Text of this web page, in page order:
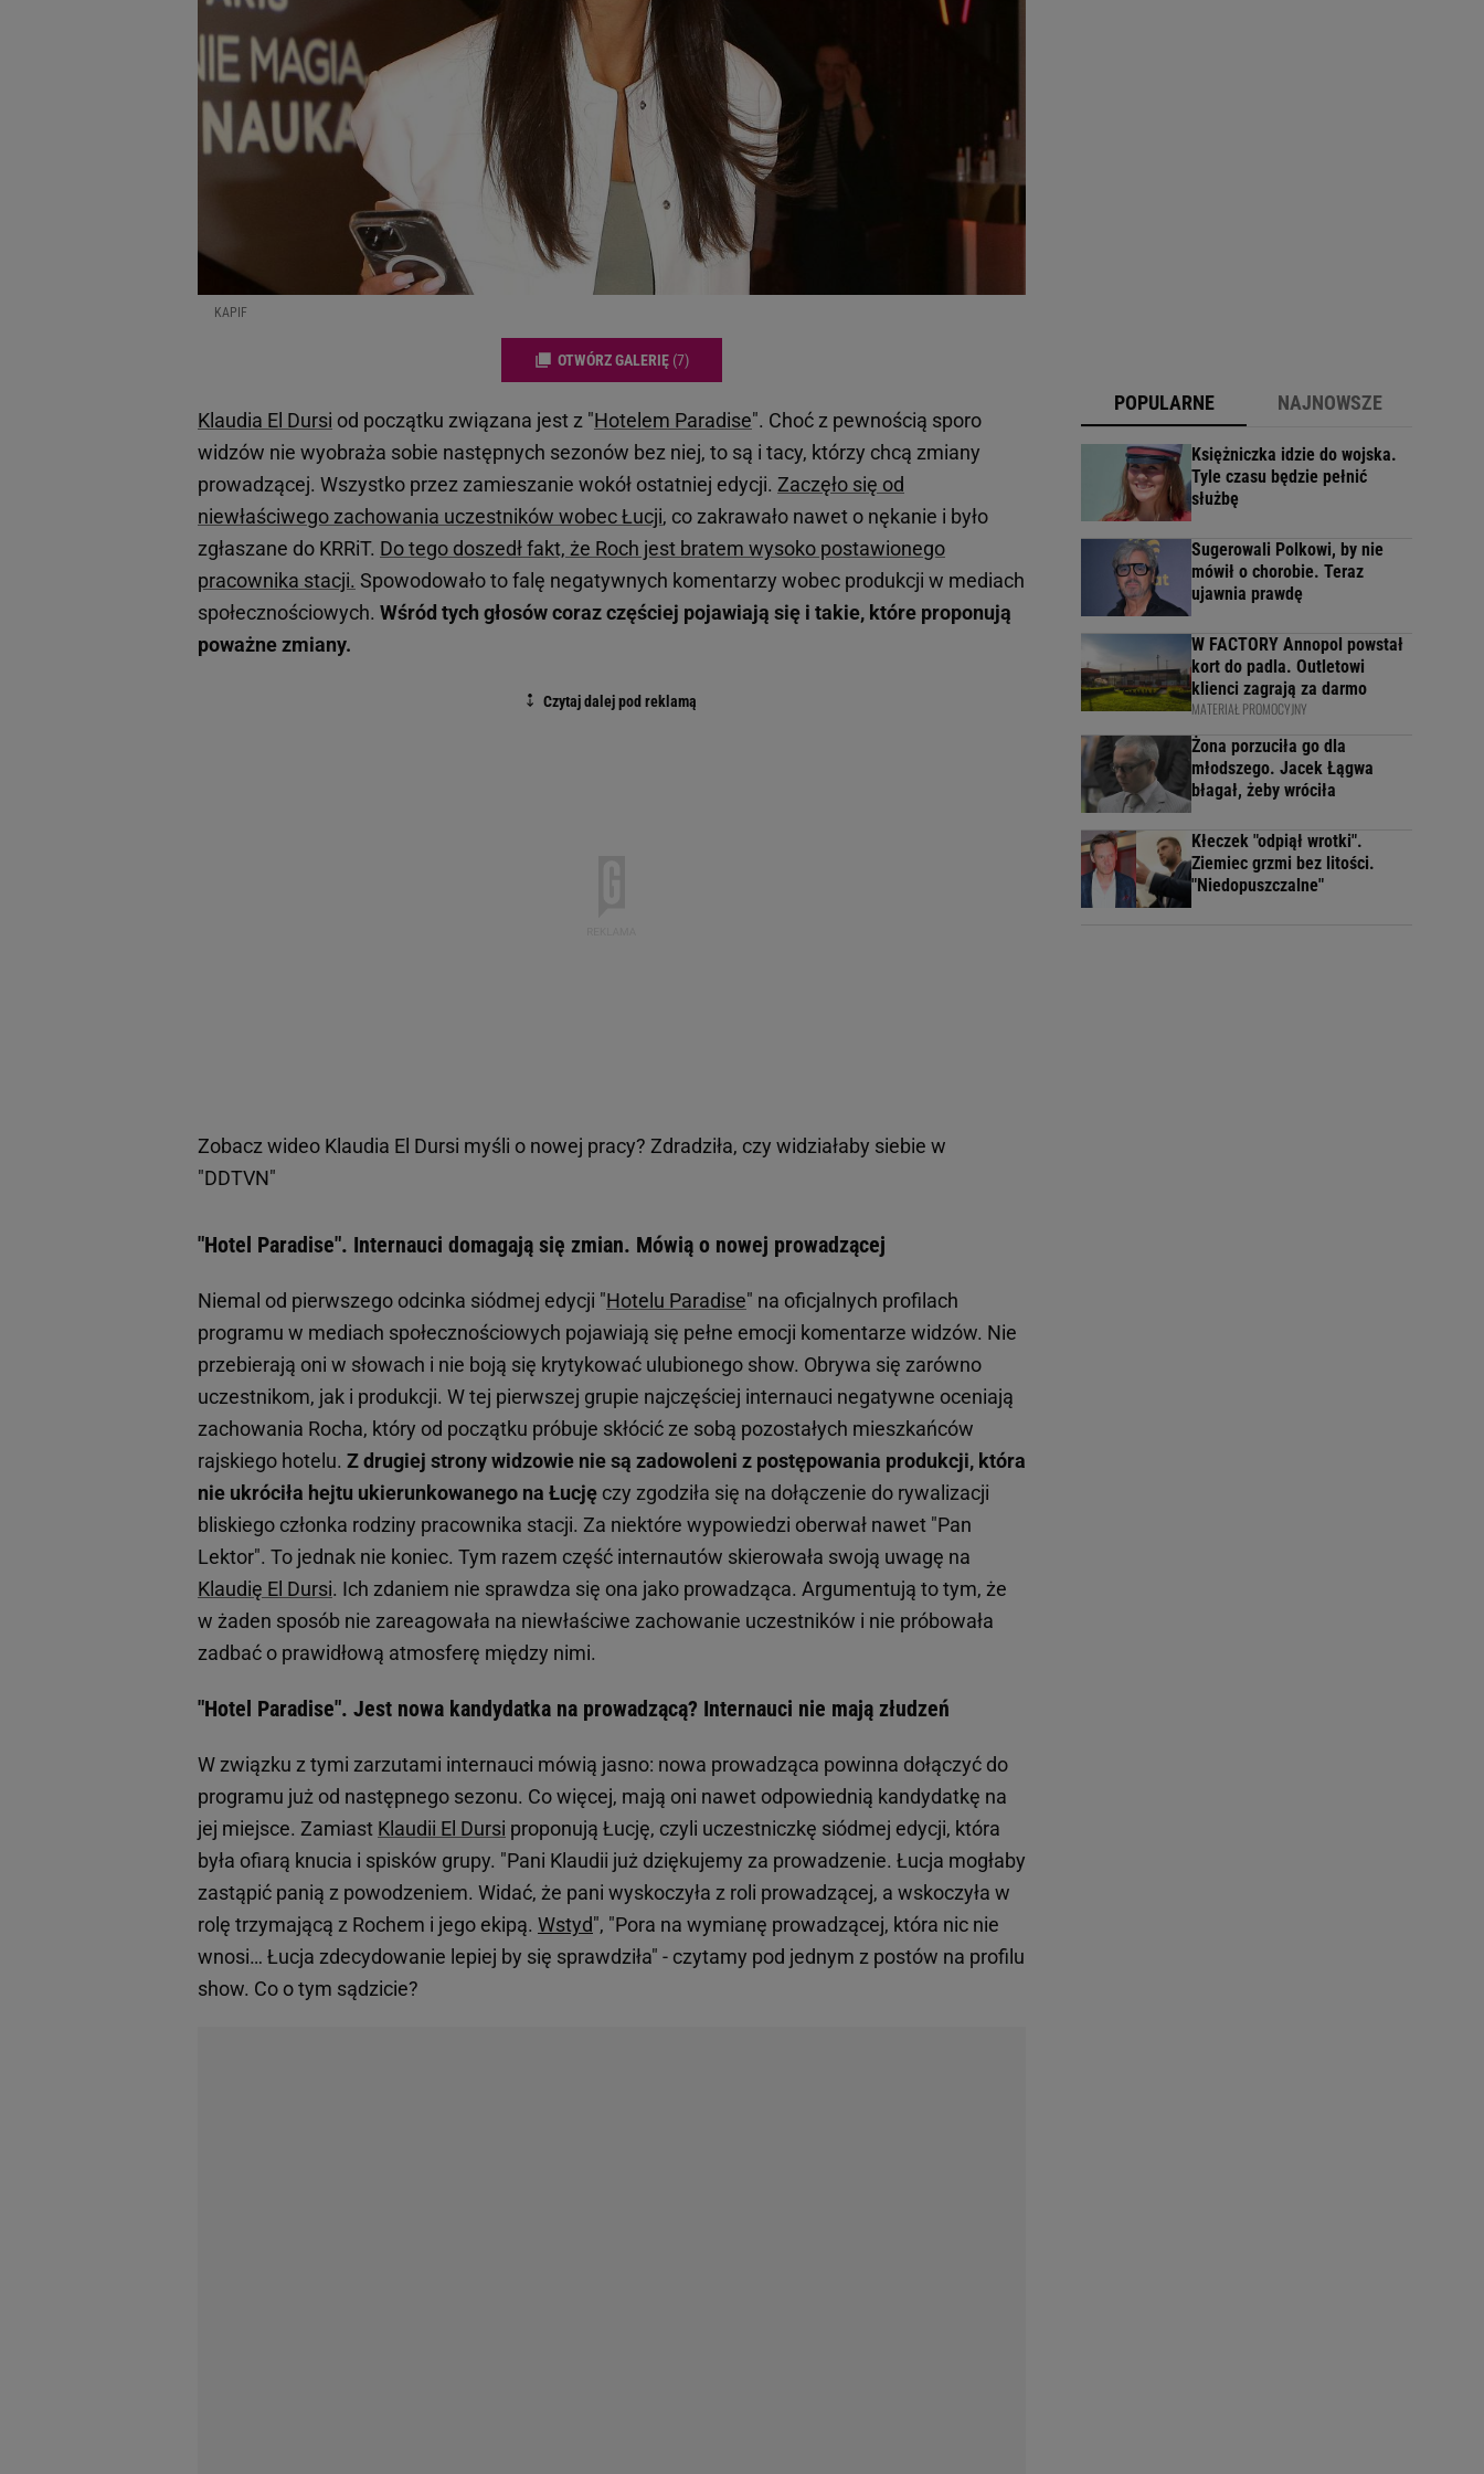
KAPIF
OTWÓRZ GALERIĘ (7)
Klaudia El Dursi od początku związana jest z "Hotelem Paradise". Choć z pewnością sporo
widzów nie wyobraża sobie następnych sezonów bez niej, to są i tacy, którzy chcą zmiany
prowadzącej. Wszystko przez zamieszanie wokół ostatniej edycji. Zaczęło się od
niewłaściwego zachowania uczestników wobec Łucji, co zakrawało nawet o nękanie i było
zgłaszane do KRRiT. Do tego doszedł fakt, że Roch jest bratem wysoko postawionego
pracownika stacji. Spowodowało to falę negatywnych komentarzy wobec produkcji w mediach
społecznościowych. Wśród tych głosów coraz częściej pojawiają się i takie, które proponują
poważne zmiany.
Zobacz wideo Klaudia El Dursi myśli o nowej pracy? Zdradziła, czy widziałaby siebie w
"DDTVN"
"Hotel Paradise". Internauci domagają się zmian. Mówią o nowej prowadzącej
Niemal od pierwszego odcinka siódmej edycji "Hotelu Paradise" na oficjalnych profilach
programu w mediach społecznościowych pojawiają się pełne emocji komentarze widzów. Nie
przebierają oni w słowach i nie boją się krytykować ulubionego show. Obrywa się zarówno
uczestnikom, jak i produkcji. W tej pierwszej grupie najczęściej internauci negatywne oceniają
zachowania Rocha, który od początku próbuje skłócić ze sobą pozostałych mieszkańców
rajskiego hotelu. Z drugiej strony widzowie nie są zadowoleni z postępowania produkcji, która
nie ukróciła hejtu ukierunkowanego na Łucję czy zgodziła się na dołączenie do rywalizacji
bliskiego członka rodziny pracownika stacji. Za niektóre wypowiedzi oberwał nawet "Pan
Lektor". To jednak nie koniec. Tym razem część internautów skierowała swoją uwagę na
Klaudię El Dursi. Ich zdaniem nie sprawdza się ona jako prowadząca. Argumentują to tym, że
w żaden sposób nie zareagowała na niewłaściwe zachowanie uczestników i nie próbowała
zadbać o prawidłową atmosferę między nimi.
"Hotel Paradise". Jest nowa kandydatka na prowadzącą? Internauci nie mają złudzeń
W związku z tymi zarzutami internauci mówią jasno: nowa prowadząca powinna dołączyć do
programu już od następnego sezonu. Co więcej, mają oni nawet odpowiednią kandydatkę na
jej miejsce. Zamiast Klaudii El Dursi proponują Łucję, czyli uczestniczkę siódmej edycji, która
była ofiarą knucia i spisków grupy. "Pani Klaudii już dziękujemy za prowadzenie. Łucja mogłaby
zastąpić panią z powodzeniem. Widać, że pani wyskoczyła z roli prowadzącej, a wskoczyła w
rolę trzymającą z Rochem i jego ekipą. Wstyd", "Pora na wymianę prowadzącej, która nic nie
wnosi… Łucja zdecydowanie lepiej by się sprawdziła" - czytamy pod jednym z postów na profilu
show. Co o tym sądzicie?
POPULARNE NAJNOWSZE
Księżniczka idzie do wojska.
Tyle czasu będzie pełnić
służbę
Sugerowali Polkowi, by nie
mówił o chorobie. Teraz
ujawnia prawdę
W FACTORY Annopol powstał
kort do padla. Outletowi
klienci zagrają za darmo
MATERIAŁ PROMOCYJNY
Żona porzuciła go dla
młodszego. Jacek Łągwa
błagał, żeby wróciła
Kłeczek "odpiął wrotki".
Ziemiec grzmi bez litości.
"Niedopuszczalne"